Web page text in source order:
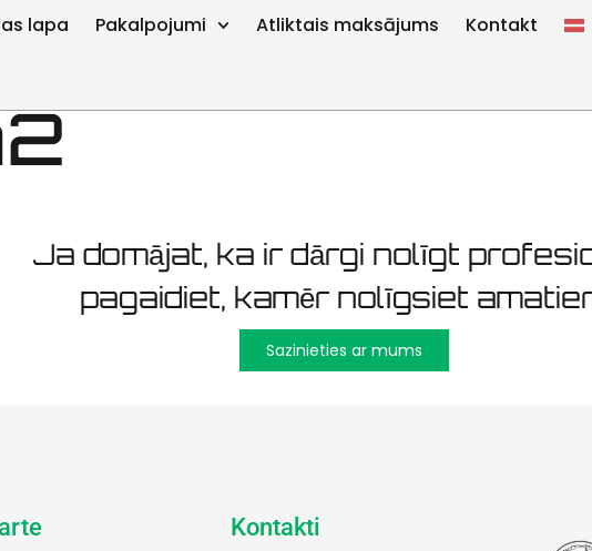
lapa Pakalpojumi Atliktais maksājums Kontakt
uzturēšana
Ja domājat, ka ir dārgi nolīgt
pagaidiet, kamēr nolīgsiet
Sazinieties ar mums
Kontakti